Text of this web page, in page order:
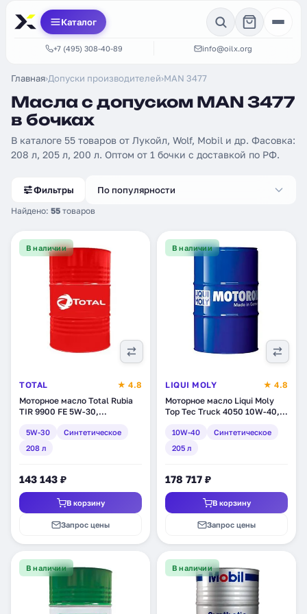
Каталог
+7 (495) 308-40-89 info@oilx.org
Главная›Допуски производителей›MAN 3477
Масла с допуском MAN 3477
в бочках
В каталоге 55 товаров от Лукойл, Wolf, Mobil и др. Фасовка:
208 л, 205 л, 200 л. Оптом от 1 бочки с доставкой по РФ.
Фильтры
Найдено: 55 товаров
По популярности
В наличии
TOTAL
★ 4.8
Моторное масло Total Rubia
TIR 9900 FE 5W-30,
(174337)
5W-30
Синтетическое
208 л
143 143 ₽
В корзину
Запрос цены
В наличии
LIQUI MOLY
★ 4.8
Моторное масло Liqui Moly
Top Tec Truck 4050 10W-40,
10W-40
Синтетическое
205 л
178 717 ₽
В корзину
Запрос цены
В наличии В наличии